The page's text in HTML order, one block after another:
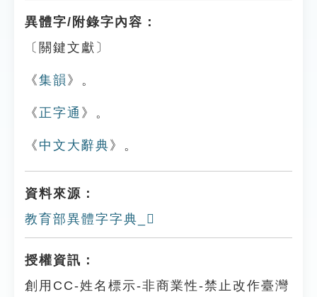
異體字/附錄字內容：
〔關鍵文獻〕
《集韻 》。
《 正字通 》。
《 中文大辭典 》。
資料來源：
教育部異體字字典_𩀷
授權資訊：
創用CC-姓名標示-非商業性-禁止改作臺灣